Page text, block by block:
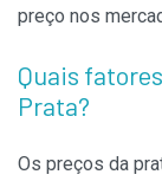
preço nos
Quais
Prata?
Os preços da